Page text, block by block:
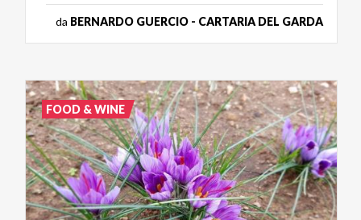
da BERNARDO GUERCIO - CARTARIA DEL GARDA
FOOD & WINE